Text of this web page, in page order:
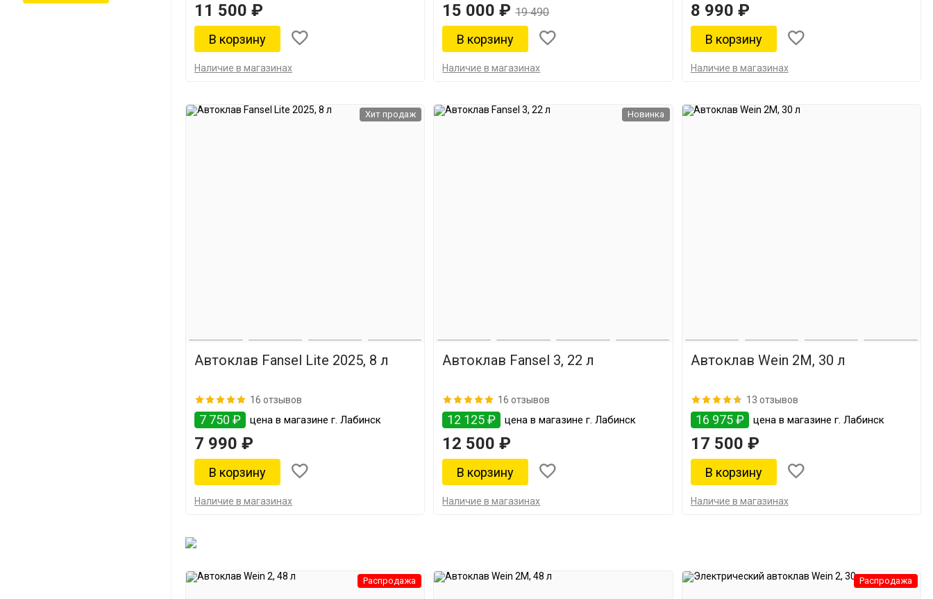
11 500 ₽
Наличие в магазинах
15 000 ₽ 19 490
Наличие в магазинах
8 990 ₽
Наличие в магазинах
Хит продаж
Автоклав Fansel Lite 2025, 8 л
16 отзывов
7 750 ₽ цена в магазине г. Лабинск
7 990 ₽
Наличие в магазинах
Новинка
Автоклав Fansel 3, 22 л
16 отзывов
12 125 ₽ цена в магазине г. Лабинск
12 500 ₽
Наличие в магазинах
Автоклав Wein 2M, 30 л
13 отзывов
16 975 ₽ цена в магазине г. Лабинск
17 500 ₽
Наличие в магазинах
Распродажа Распродажа